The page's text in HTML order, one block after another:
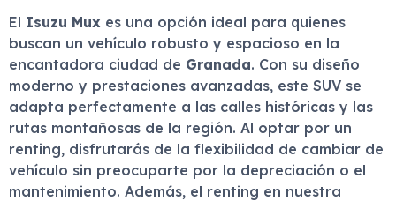
El Isuzu Mux es una opción ideal para quienes
buscan un vehículo robusto y espacioso en la
encantadora ciudad de Granada. Con su diseño
moderno y prestaciones avanzadas, este SUV se
adapta perfectamente a las calles históricas y las
rutas montañosas de la región. Al optar por un
renting, disfrutarás de la flexibilidad de cambiar de
vehículo sin preocuparte por la depreciación o el
mantenimiento. Además, el renting en nuestra